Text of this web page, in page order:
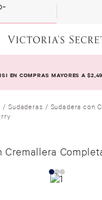
EN COMPRAS MAYORES A
Sudaderas
Sudadera con
Cremallera